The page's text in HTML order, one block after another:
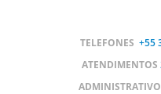
TELEFONES +55
ATENDIMENTOS
ADMINISTRATIVO